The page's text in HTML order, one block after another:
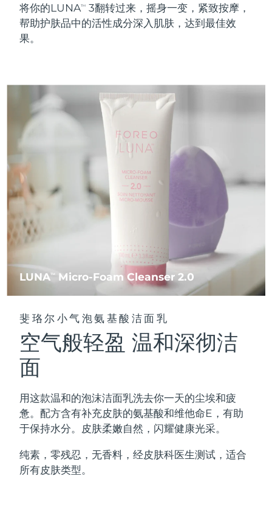
将你的LUNATM
3翻转过来，摇身一变，紧致按摩，
帮助护肤品中的活性成分深入肌肤，达到最佳效
果。
LUNATM Micro-Foam Cleanser 2.0
斐珞尔小气泡氨基酸洁面乳
空气般轻盈 温和深彻洁
面
用这款温和的泡沫洁面乳洗去你一天的尘埃和疲
惫。配方含有补充皮肤的氨基酸和维他命E，有助
于保持水分。皮肤柔嫩自然，闪耀健康光采。
纯素，零残忍，无香料，经皮肤科医生测试，适合
所有皮肤类型。
LUNA™ 4 Plus
Massage, LED heating
For men, anti-aging massage
LUNA™ 4 mini
For young skin, T-zone
LUNA™ 4 go
For travel or gym bag
LUNA™ 护肤
Premium cleansers & balm
LUNA™ 设备
All facial cleansing devices
BEAR™ 2 go
Microcurrent toning on-the-go
Microcurrent line smoothing device
面部提拉护理
Premium anti-aging skincare
BEAR™ 设备
All premium facelift devices
UFO™ 3 套装
Near-infrared and red light therapy
device
UFO™ 3 mini
Red light therapy device for young skin
UFO™ 3 go
Portable red light therapy
Rejuvenation & hydration
UFO™ 设备
All deep facial hydration devices
issa™ 4
issa™ 4 plus
Smart hybrid silicone sonic toothbrush
issa™ 4 smile
Hybrid silicone sonic toothbrush
issa™ 4 baby
For ages 0-3
issa™ Teeth Whitening Set
Dual LED + sonic device & 18% PAP gel
ISSA™ 设备
All silicone sonic toothbrushes
FAQ™ 抗老护理
抗老
FAQ™ 101
Clinical anti-aging
FAQ™ 102
Advanced clinical anti-aging
FAQ™ 103
Luxurious clinical anti-aging set
FAQ™ P1 Primer
FAQ™产品
All anti-aging treatments
LED治疗
FAQ™ 201
LED mask
FAQ™ 202
LED mask
FAQ™ 211
Anti-aging neck & décolleté LED mask
FAQ™ 221
FAQ™产品
All LED treatments
生发
FAQ™ 301
LED hair strengthening scalp massager
FAQ™ Scalp Serum
Scalp recovery probiotic serum
FAQ™护肤品
All FAQ™ skincare
All hair treatments
肌肤年轻化
NEW
FAQ™ 501
Full-Spectrum Red Light Therapy
FAQ™ 502
Full-Spectrum Red Light Therapy
FAQ™ Red Light Serum
All FAQ™ skincare
FAQ™ products
All toning treatments
NEW
脱毛
Professional IPL hair removal device
IPL hair removal
Microcurrent body toning
Massaging body brush
痘肌护理
ESPADA™ 2 plus
Recurring acne LED therapy
眼部护理
BEAR™ 2 eyes & lips
Microcurrent line smoothing device
文莱 预计送达日期8/15/26
保加利亚
智利 预计送达日期
中国
哥伦比亚 预计送达日期
克罗地亚 8/10/26
塞浦路斯 预计送达日期8/11/26
捷克 预计送达日期
丹麦 预计送达日期8/10/26
芬兰
法国
德国 预计送达日期 8/10/26
希腊